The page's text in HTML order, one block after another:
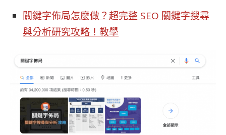
關鍵字佈局怎麼做？超完整 SEO 關鍵字搜尋
與分析研究攻略！教學